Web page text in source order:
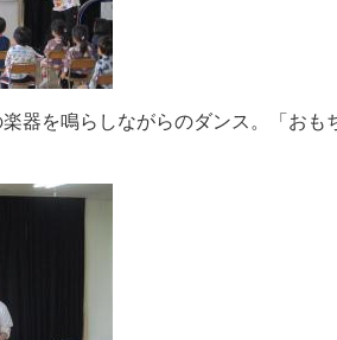
器を鳴らしながらのダンス。「おも